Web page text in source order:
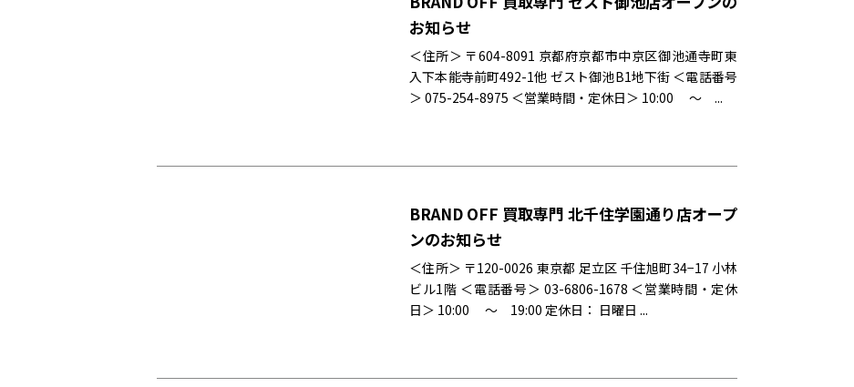
お知らせ
＜住所＞ 〒604-8091 京都府京都市中京区御池通寺町東
入下本能寺前町492-1他 ゼスト御池B1地下街 ＜電話番号
＞ 075-254-8975 ＜営業時間・定休日＞ 10:00 〜 ...
BRAND OFF 買取専門 北千住学園通り店オープ
ンのお知らせ
＜住所＞ 〒120-0026 東京都 足立区 千住旭町34−17 小林
ビル1階 ＜電話番号＞ 03-6806-1678 ＜営業時間・定休
日＞ 10:00 〜 19:00 定休日： 日曜日 ...